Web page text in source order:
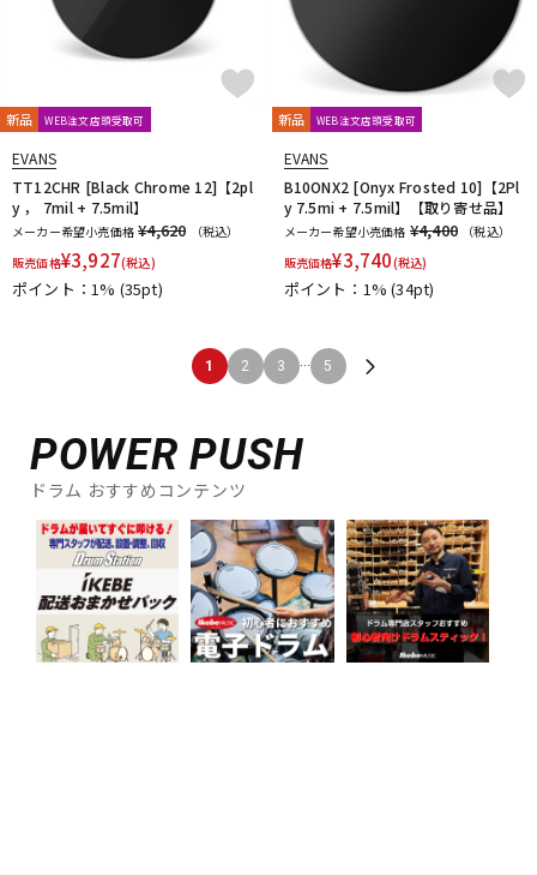
新品 WEB注文店頭受取可
EVANS
TT12CHR [Black Chrome 12]【2pl
y ， 7mil + 7.5mil】
メーカー希望小売価格 ¥4,620
（税込）
販売価格¥3,927(税込)
ポイント：1% (35pt)
新品 WEB注文店頭受取可
EVANS
B10ONX2 [Onyx Frosted 10]【2Pl
y 7.5mi + 7.5mil】【取り寄せ品】
メーカー希望小売価格 ¥4,400
（税込）
販売価格¥3,740(税込)
ポイント：1%(34pt)
1 2 3 ... 5
POWER PUSH
ドラム おすすめコンテンツ